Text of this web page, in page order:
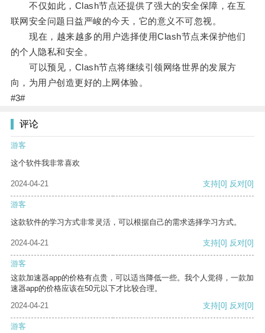
不仅如此，Clash节点还提供了强大的安全保障，在互
联网安全问题日益严峻的今天，它的意义不可忽视。
现在，越来越多的用户选择使用Clash节点来保护他们
的个人隐私和安全。
可以预见，Clash节点将继续引领网络世界的发展方
向，为用户创造更好的上网体验。
#3#
评论
游客
这个软件我非常喜欢
2024-04-21 支持[0] 反对[0]
游客
这款软件的学习方式非常灵活，可以根据自己的需求选择学习方式。
2024-04-21 支持[0] 反对[0]
游客
这款加速器app的价格有点贵，可以适当降低一些。我个人觉得，一款加
速器app的价格应该在50元以下才比较合理。
2024-04-21
支持[0] 反对[0]
游客